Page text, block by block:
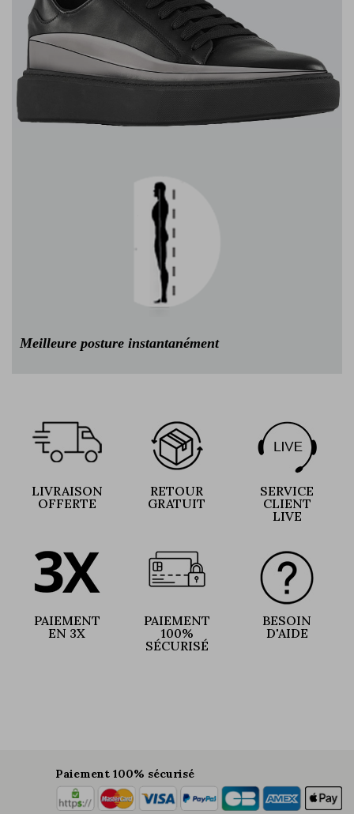
Meilleure posture instantanément
LIVRAISON
OFFERTE
RETOUR
GRATUIT
SERVICE
CLIENT
LIVE
PAIEMENT
EN 3X
PAIEMENT
100%
SÉCURISÉ
BESOIN
D'AIDE
Paiement 100% sécurisé